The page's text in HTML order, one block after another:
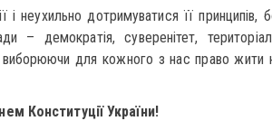
і неухильно дотримуватися її принципів,
– демократія, суверенітет,
виборюючи для кожного з нас право жити
Конституції України!